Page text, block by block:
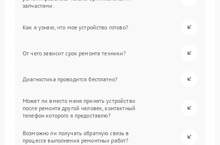
запчастями.
Как я узнаю, что мое устройство готово?
От чего зависит срок ремонта техники?
Диагностика проводится бесплатно?
Может ли вместо меня принять устройство
после ремонта другой человек, контактный
телефон которого я предоставлю?
Возможно ли получать обратную связь в
процессе выполнения ремонтных работ?